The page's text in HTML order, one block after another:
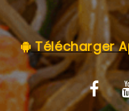
Télécharger